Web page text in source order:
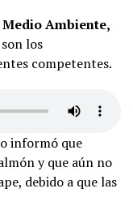
Ambiente,
los
competentes.
informó que
y que aún no
debido a que las